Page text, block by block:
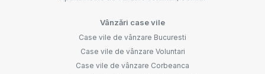
Vânzări case vile
Case vile de vânzare Bucuresti
Case vile de vânzare Voluntari
Case vile de vânzare Corbeanca